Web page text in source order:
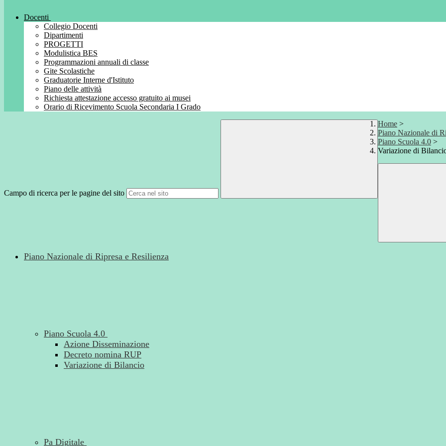
Docenti
Collegio Docenti
Dipartimenti
PROGETTI
Modulistica BES
Programmazioni annuali di classe
Gite Scolastiche
Graduatorie Interne d'Istituto
Piano delle attività
Richiesta attestazione accesso gratuito ai musei
Orario di Ricevimento Scuola Secondaria I Grado
Campo di ricerca per le pagine del sito
Home >
Piano Nazionale di
Piano Scuola 4.0 >
Variazione di
Piano Nazionale di Ripresa e Resilienza
Piano Scuola 4.0
Azione Disseminazione
Decreto nomina RUP
Variazione di Bilancio
Pa Digitale